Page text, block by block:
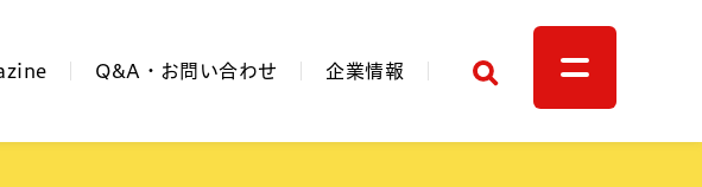
Q&A・お問い合わせ 企業情報 検索